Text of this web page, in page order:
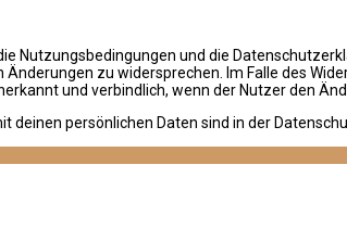
Nutzungsbedingungen und die
Änderungen zu widersprechen. Im Falle des
und verbindlich, wenn der Nutzer den
deinen persönlichen Daten sind in der